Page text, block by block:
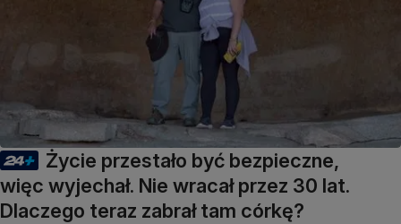
Życie przestało być bezpieczne,
więc wyjechał. Nie wracał przez 30 lat.
Dlaczego teraz zabrał tam córkę?